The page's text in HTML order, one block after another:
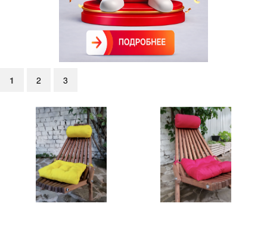
1 2 3